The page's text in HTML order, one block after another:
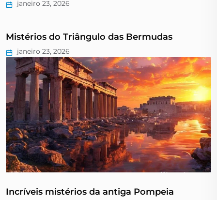
janeiro 23, 2026
Mistérios do Triângulo das Bermudas
janeiro 23, 2026
Incríveis mistérios da antiga Pompeia